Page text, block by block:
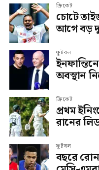
ক্রিকেট
চোটে
আগে বড়
ফুটবল
অবস্থান
ক্রিকেট
প্রথম
রানের
ফুটবল
বছরে